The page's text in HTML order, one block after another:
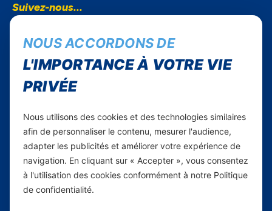
Suivez-nous...
Instagram
Linkedin
WhatsApp
Yas en Afrique
Axian Telecom
NOUS ACCORDONS DE
L'IMPORTANCE À VOTRE VIE
PRIVÉE
Nous utilisons des cookies et des technologies similaires
afin de personnaliser le contenu, mesurer l'audience,
adapter les publicités et améliorer votre expérience de
navigation. En cliquant sur « Accepter », vous consentez
à l'utilisation des cookies conformément à notre Politique
de confidentialité.